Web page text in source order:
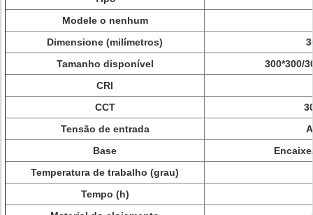
Modele o nenhum
Dimensione (milímetros)
Tamanho disponível
300*300/
CRI
CCT
Tensão de entrada
Base
Temperatura de trabalho (grau)
Tempo (h)